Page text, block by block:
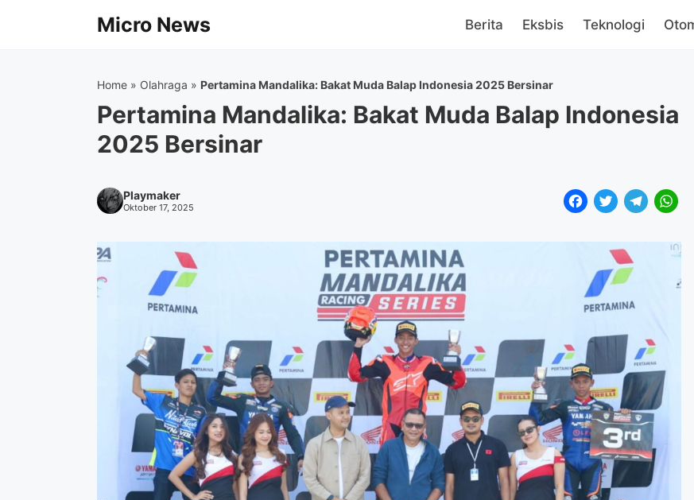
Micro News Berita Eksbis Teknologi
Home » Olahraga » Pertamina Mandalika: Bakat Muda Balap Indonesia 2025 Bersinar
Pertamina Mandalika: Bakat Muda Balap Indonesia
2025 Bersinar
Playmaker
Oktober 17, 2025
F
o
k
T
t
t
r
T
l
e
g
a
m
W
p